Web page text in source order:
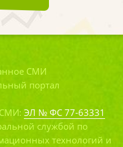
СМИ
портал
СМИ: ЭЛ № ФС 77-63331
службой по
технологий и